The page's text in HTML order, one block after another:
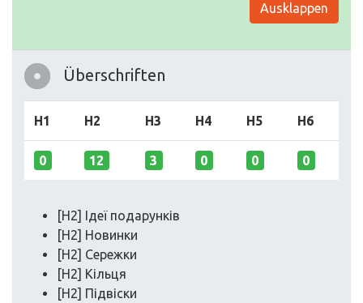
Ausklappen
Überschriften
H1 H2 H3 H4 H5 H6
0 12 3 0 0 0
[H2] Ідеї подарунків
[H2] Новинки
[H2] Сережки
[H2] Кільця
[H2] Підвіски